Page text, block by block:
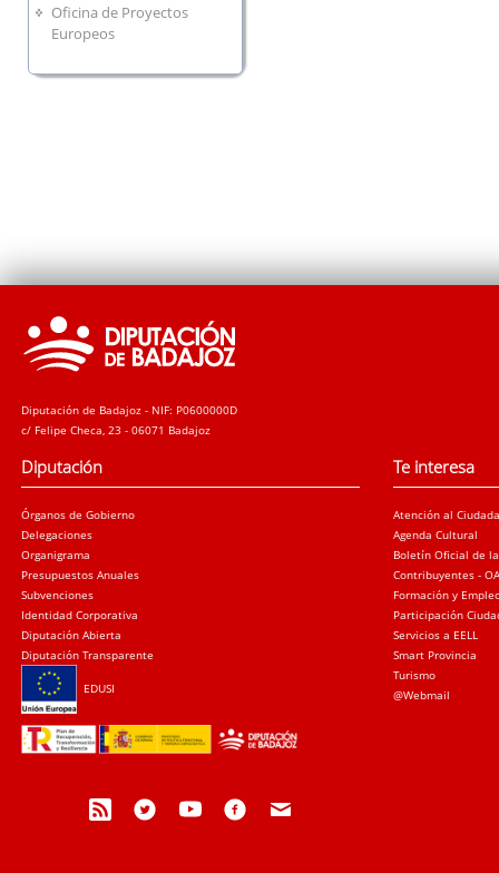
Oficina de Proyectos
Europeos
Diputación de Badajoz - NIF: P0600000D
c/ Felipe Checa, 23 - 06071 Badajoz
Diputación
Órganos de Gobierno
Delegaciones
Organigrama
Presupuestos Anuales
Subvenciones
Identidad Corporativa
Diputación Abierta
Diputación Transparente
EDUSI
Te interesa
Atención al
Agenda Cultural
Boletín Oficial de
Contribuyentes -
Formación y
Participación
Servicios a EELL
Smart Provincia
Turismo
@Webmail